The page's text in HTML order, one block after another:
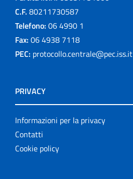
C.F. 80211730587
Telefono: 06 4990 1
Fax: 06 4938 7118
PEC: protocollo.centrale@pec.iss.it
PRIVACY
Informazioni per la privacy
Contatti
Cookie policy